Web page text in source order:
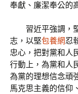
奉獻、廉潔奉公的
習近平強調，堅
志，以堅包養網忍
忠心，把對黨和人
行動上，為黨和人
為黨的理想信念頑
馬克思主義的信仰